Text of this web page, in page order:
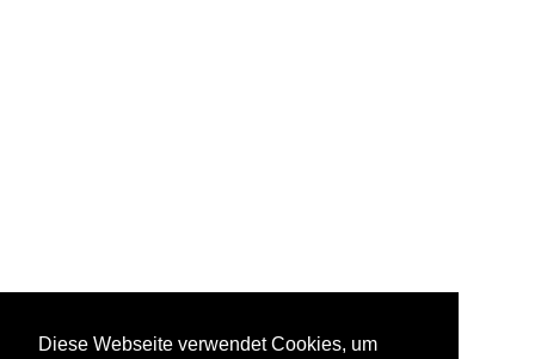
Diese Webseite verwendet Cookies, um